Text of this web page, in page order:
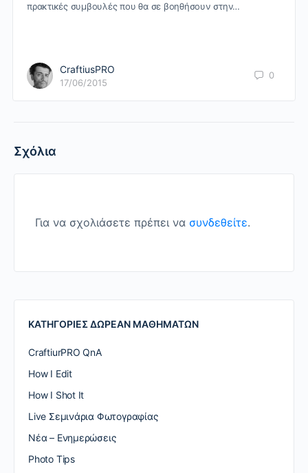
πρακτικές συμβουλές που θα σε βοηθήσουν στην…
CraftiusPRO
17/06/2015
0
Σχόλια
Για να σχολιάσετε πρέπει να συνδεθείτε.
ΚΑΤΗΓΟΡΙΕΣ ΔΩΡΕΑΝ ΜΑΘΗΜΑΤΩΝ
CraftiurPRO QnA
How I Edit
How I Shot It
Live Σεμινάρια Φωτογραφίας
Nέα – Ενημερώσεις
Photo Tips